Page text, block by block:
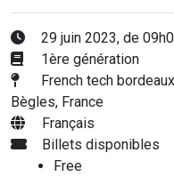
29 juin 2023, de
1ère génération
French tech
Bègles, France
Français
Billets disponibles
Free